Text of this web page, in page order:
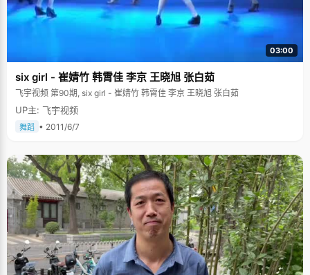
03:00
six girl - 崔婧竹 韩霄佳 李京 王晓旭 张白茹
飞宇视频 第90期, six girl - 崔婧竹 韩霄佳 李京 王晓旭 张白茹
UP主: 飞宇视频
舞蹈 • 2011/6/7